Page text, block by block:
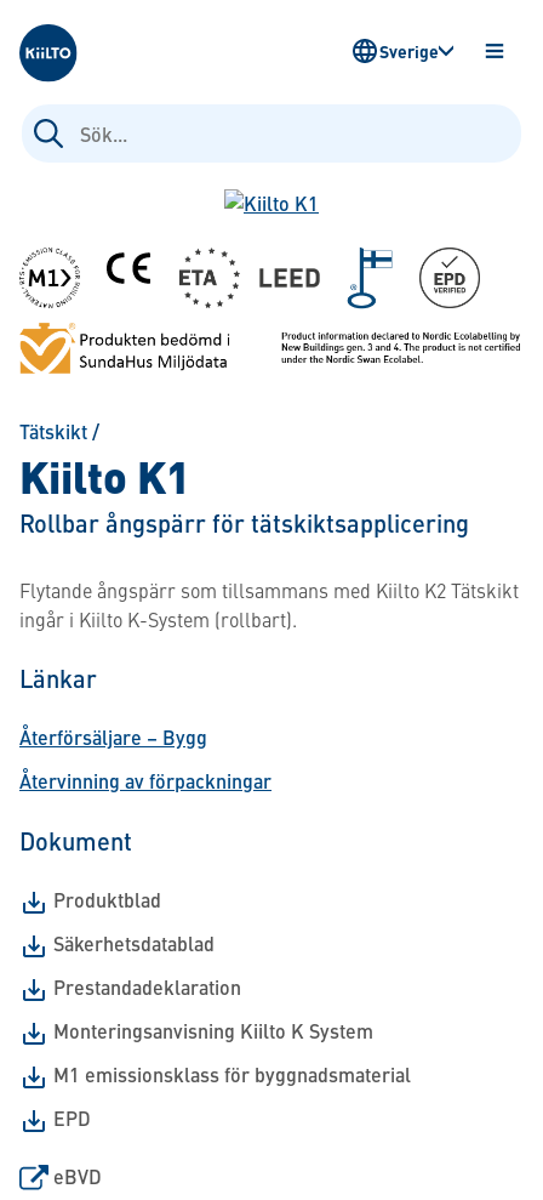
Kiilto Sweden
Sök
efter:
Sverige
Tätskikt/
Kiilto K1
Rollbar ångspärr för tätskiktsapplicering
Flytande ångspärr som tillsammans med Kiilto K2 Tätskikt
ingår i Kiilto K-System (rollbart).
Länkar
Återförsäljare – Bygg
Återvinning av förpackningar
Dokument
Produktblad
Säkerhetsdatablad
Prestandadeklaration
Monteringsanvisning Kiilto K System
M1 emissionsklass för byggnadsmaterial
EPD
eBVD